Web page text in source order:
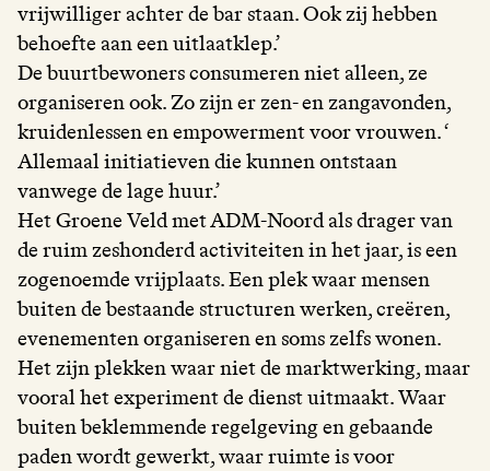
vrijwilliger achter de bar staan. Ook zij hebben
behoefte aan een uitlaatklep.’
De buurtbewoners consumeren niet alleen, ze
organiseren ook. Zo zijn er zen- en zangavonden,
kruidenlessen en empowerment voor vrouwen. ‘
Allemaal initiatieven die kunnen ontstaan
vanwege de lage huur.’
Het Groene Veld met ADM-Noord als drager van
de ruim zeshonderd activiteiten in het jaar, is een
zogenoemde vrijplaats. Een plek waar mensen
buiten de bestaande structuren werken, creëren,
evenementen organiseren en soms zelfs wonen.
Het zijn plekken waar niet de marktwerking, maar
vooral het experiment de dienst uitmaakt. Waar
buiten beklemmende regelgeving en gebaande
paden wordt gewerkt, waar ruimte is voor